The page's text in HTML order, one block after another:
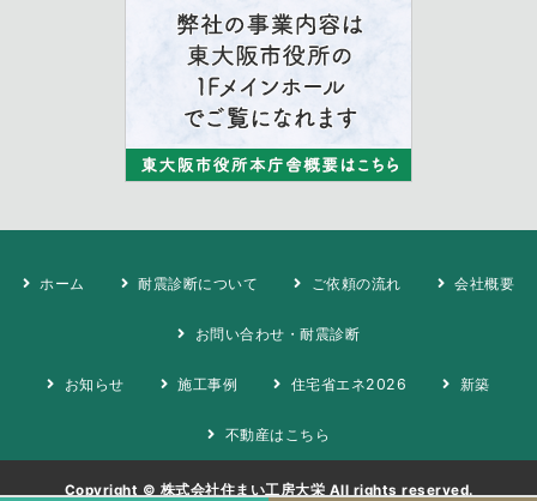
ホーム 耐震診断について ご依頼の流れ 会社概要
お問い合わせ・耐震診断
お知らせ 施工事例 住宅省エネ2026 新築
不動産はこちら
Copyright © 株式会社住まい工房大栄 All rights reserved.